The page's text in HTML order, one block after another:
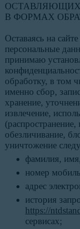
В ФОРМАХ
Оставаясь на сайте
персональные
принимаю
обработку, в том
именно сбор,
хранение,
извлечение,
(распространение,
обезличивание,
уничтожение
фамилия,
номер
адрес
история
https://
сервисах;